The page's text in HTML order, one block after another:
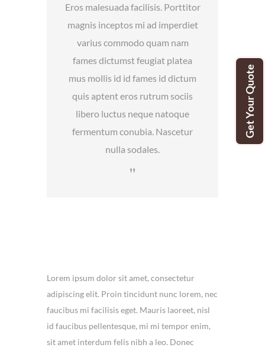
Eros malesuada facilisis. Porttitor
magnis inceptos mi ad imperdiet
varius commodo quam nam
fames dictumst feugiat platea
mus mollis id id fames id dictum
quis aptent eros rutrum sociis
libero luctus neque natoque
fermentum conubia. Nascetur
nulla sodales.
Lorem ipsum dolor sit amet, consectetur
adipiscing elit. Proin tincidunt nunc lorem, nec
faucibus mi facilisis eget. Mauris laoreet, nisl
id faucibus pellentesque, mi mi tempor enim,
sit amet interdum felis nibh a leo. Donec
Get Your Quote